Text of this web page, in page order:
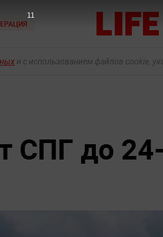
и с использованием файлов cookie,
СПГ до 24-
9